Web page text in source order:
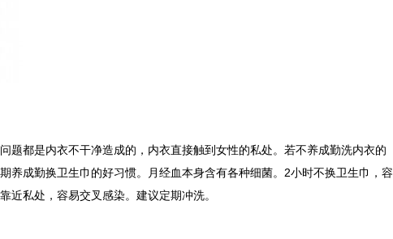
题都是内衣不干净造成的，内衣直接触到女性的私处。若不养成勤洗内衣的
养成勤换卫生巾的好习惯。月经血本身含有各种细菌。2小时不换卫生巾，容
近私处，容易交叉感染。建议定期冲洗。